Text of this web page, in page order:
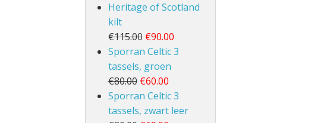
Heritage of Scotland
kilt
€115.00 €90.00
Sporran Celtic 3
tassels, groen
€80.00 €60.00
Sporran Celtic 3
tassels, zwart leer